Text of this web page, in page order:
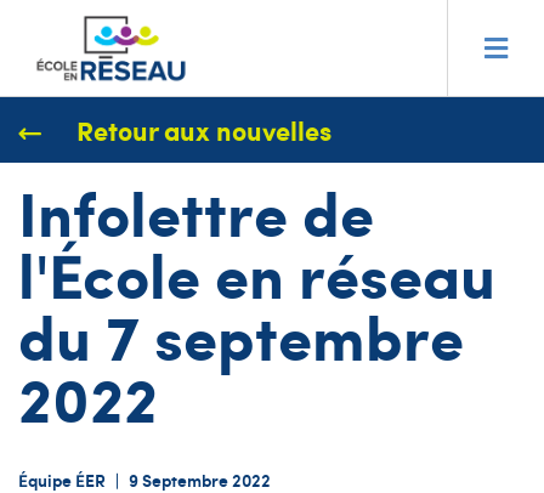
Retour aux nouvelles
Infolettre de
l'École en réseau
du 7 septembre
2022
Équipe ÉER | 9 Septembre 2022